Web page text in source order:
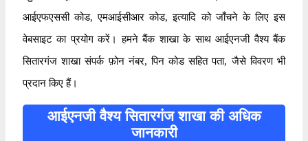
आईएफएससी कोड, एमआईसीआर कोड, इत्यादि को जाँचने के लिए इस
वेबसाइट का प्रयोग करें। हमने बैंक शाखा के साथ आईएनजी वैश्य बैंक
सितारगंज शाखा संपर्क फ़ोन नंबर, पिन कोड सहित पता, जैसे विवरण भी
प्रदान किए हैं।
आईएनजी वैश्य सितारगंज शाखा की अधिक
जानकारी